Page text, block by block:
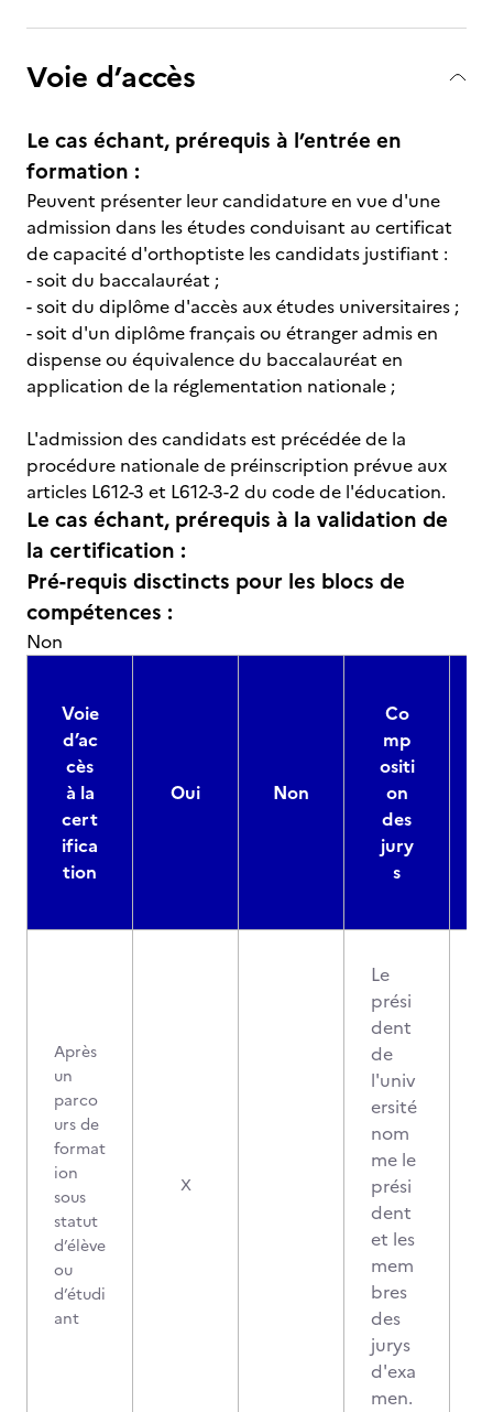
Voie d’accès
Le cas échant, prérequis à l’entrée en
formation :
Peuvent présenter leur candidature en vue d'une
admission dans les études conduisant au certificat
de capacité d'orthoptiste les candidats justifiant :
- soit du baccalauréat ;
- soit du diplôme d'accès aux études universitaires ;
- soit d'un diplôme français ou étranger admis en
dispense ou équivalence du baccalauréat en
application de la réglementation nationale ;
L'admission des candidats est précédée de la
procédure nationale de préinscription prévue aux
articles L612-3 et L612-3-2 du code de l'éducation.
Le cas échant, prérequis à la validation de
la certification :
Pré-requis disctincts pour les blocs de
compétences :
Non
Voie
d’ac
cès
à la
cert
ifica
tion
Oui Non
Co
mp
ositi
on
des
jury
s
Après
un
parco
urs de
format
ion
sous
statut
d’élève
ou
d’étudi
ant
X
Le
prési
dent
de
l'univ
ersité
nom
me le
prési
dent
et les
mem
bres
des
jurys
d'exa
men.